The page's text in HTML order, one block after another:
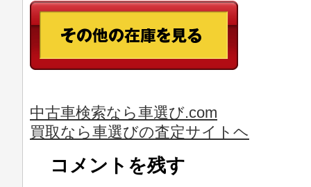
中古車検索なら車選び.com
買取なら車選びの査定サイトヘ
コメントを残す